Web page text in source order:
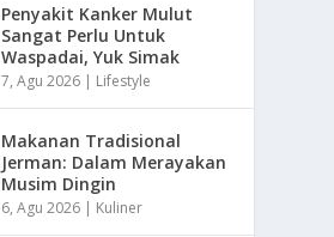
Penyakit Kanker Mulut
Sangat Perlu Untuk
Waspadai, Yuk Simak
7, Agu 2026 | Lifestyle
Makanan Tradisional
Jerman: Dalam Merayakan
Musim Dingin
6, Agu 2026 | Kuliner